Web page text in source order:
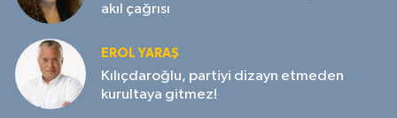
akıl çağrısı
EROL YARAŞ
Kılıçdaroğlu, partiyi dizayn etmeden
kurultaya gitmez!